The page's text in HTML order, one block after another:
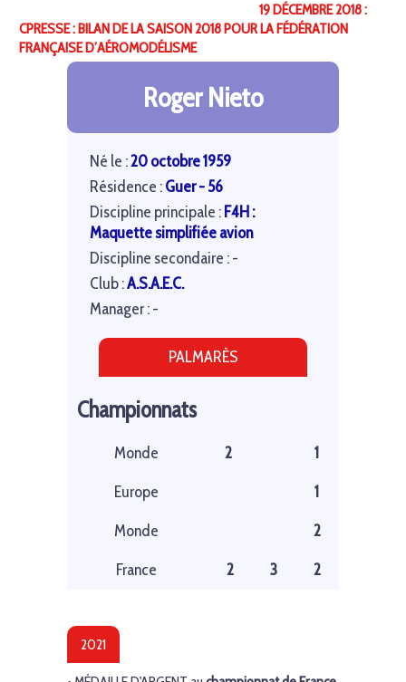
19 DÉCEMBRE 2018 :
CPRESSE : BILAN DE LA SAISON 2018 POUR LA FÉDÉRATION
FRANÇAISE D’AÉROMODÉLISME
Roger Nieto
Né le :20 octobre 1959
Résidence :Guer - 56
Discipline principale :F4H :
Maquette simplifiée avion
Discipline secondaire : -
Club :A.S.A.E.C.
Manager : -
PALMARÈS
Championnats
Monde 2
1
Europe
1
Monde
2
France
2 3 2
2021